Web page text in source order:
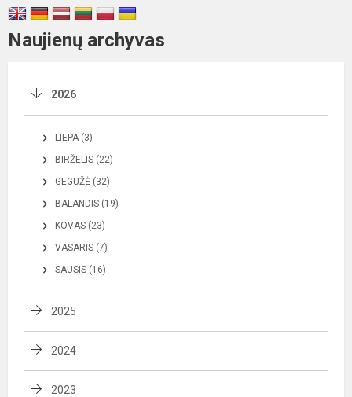
Naujienų archyvas
2026
LIEPA (3)
BIRŽELIS (22)
GEGUŽĖ (32)
BALANDIS (19)
KOVAS (23)
VASARIS (7)
SAUSIS (16)
2025
2024
2023